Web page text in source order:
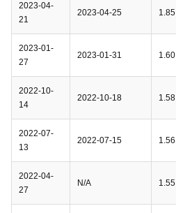
2023-04-
21
2023-04-25 1.85
2023-01-
27
2023-01-31 1.60
2022-10-
14
2022-10-18 1.58
2022-07-
13
2022-07-15 1.56
2022-04-
27
N/A 1.55